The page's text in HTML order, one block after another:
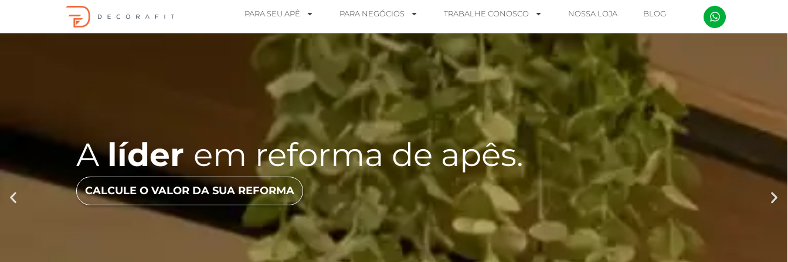
PARA SEU APÊ PARA NEGÓCIOS TRABALHE CONOSCO NOSSA LOJA BLOG
Alíder em reforma de apês.
CALCULE O VALOR DA SUA REFORMA